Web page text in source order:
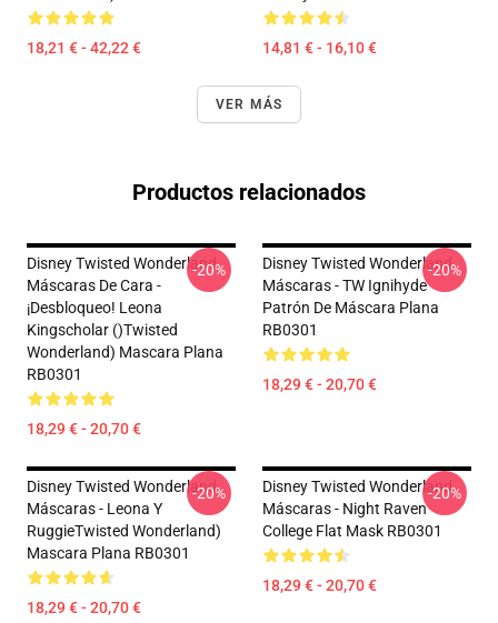
18,21 € - 42,22 € 14,81 € - 16,10 €
VER MÁS
Productos relacionados
Disney Twisted Wonderland
Máscaras De Cara -
¡Desbloqueo! Leona
Kingscholar ()Twisted
Wonderland) Mascara Plana
RB0301
18,29 € - 20,70 €
-20%
Disney Twisted Wonderland
Máscaras - TW Ignihyde
Patrón De Máscara Plana
RB0301
18,29 € - 20,70 €
-20%
Disney Twisted Wonderland
Máscaras - Leona Y
RuggieTwisted Wonderland)
Mascara Plana RB0301
18,29 € - 20,70 €
-20%
Disney Twisted Wonderland
Máscaras - Night Raven
College Flat Mask RB0301
18,29 € - 20,70 €
-20%